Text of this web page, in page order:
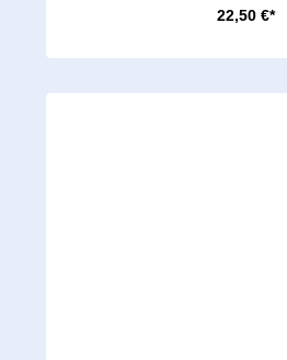
22,50 €*